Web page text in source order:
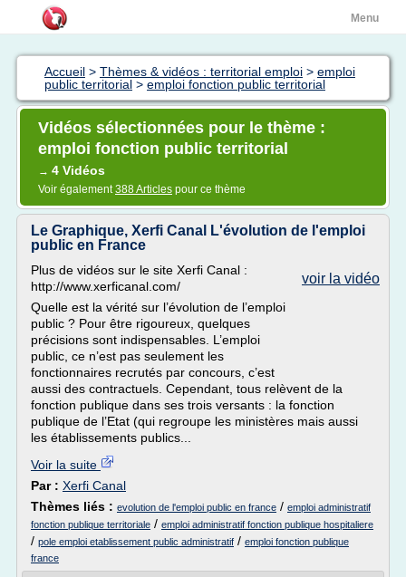
Menu
Accueil > Thèmes & vidéos : territorial emploi > emploi
public territorial > emploi fonction public territorial
Vidéos sélectionnées pour le thème :
emploi fonction public territorial
→ 4 Vidéos
Voir également388 Articles pour ce thème
Le Graphique, Xerfi Canal L'évolution de l'emploi
public en France
voir la vidéo
Plus de vidéos sur le site Xerfi Canal :
http://www.xerficanal.com/
Quelle est la vérité sur l’évolution de l’emploi
public ? Pour être rigoureux, quelques
précisions sont indispensables. L’emploi
public, ce n’est pas seulement les
fonctionnaires recrutés par concours, c’est
aussi des contractuels. Cependant, tous relèvent de la
fonction publique dans ses trois versants : la fonction
publique de l’Etat (qui regroupe les ministères mais aussi
les établissements publics...
Voir la suite
Par : Xerfi Canal
Thèmes liés : evolution de l'emploi public en france / emploi administratif
fonction publique territoriale / emploi administratif fonction publique hospitaliere
/ pole emploi etablissement public administratif / emploi fonction publique
france